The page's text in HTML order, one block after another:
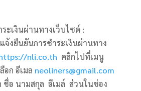
ะเงินผ่านทางเว็บไซต์ :
จ้งยืนยันการชำระเงินผ่านทาง
nli.co.th คลิกไปที่เมนู
อก อีเมล neoliners@gmail.com
ชื่อ นามสกุล อีเมล์ ส่วนในช่อง